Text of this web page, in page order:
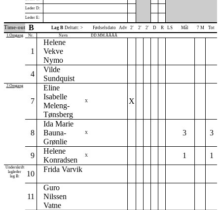
Leder D:
Leder E:
Time-out B Lag B Deltatt: > Fødselsdato Adv 2' 2' 2' D R LS Mål 7 M Tot
1.Omgang Nr. Navn DD.MM.ÅÅÅÅ
1
Helene
Vekve
Nymo
4
Vilde
Sundquist
2.Omgang
7
Eline
Isabelle
Meleng-
Tønsberg
X X
8
Ida Marie
Bauna-
Grønlie
X 3 3
9
Helene
Konradsen
X 1 1
Underskrift
lagleder
lag B:
10
Frida Varvik
11
Guro
Nilssen
Vatne